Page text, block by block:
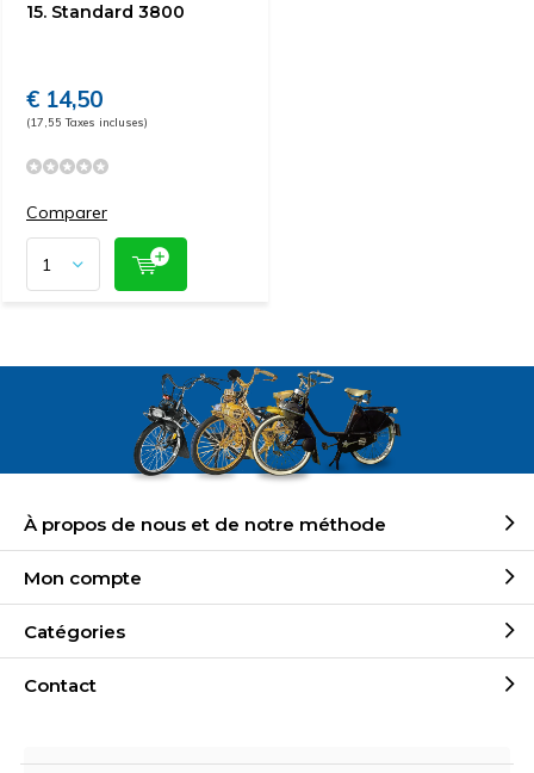
15. Standard 3800
€ 14,50
(17,55 Taxes incluses)
Comparer
À propos de nous et de notre méthode
Mon compte
Catégories
Contact